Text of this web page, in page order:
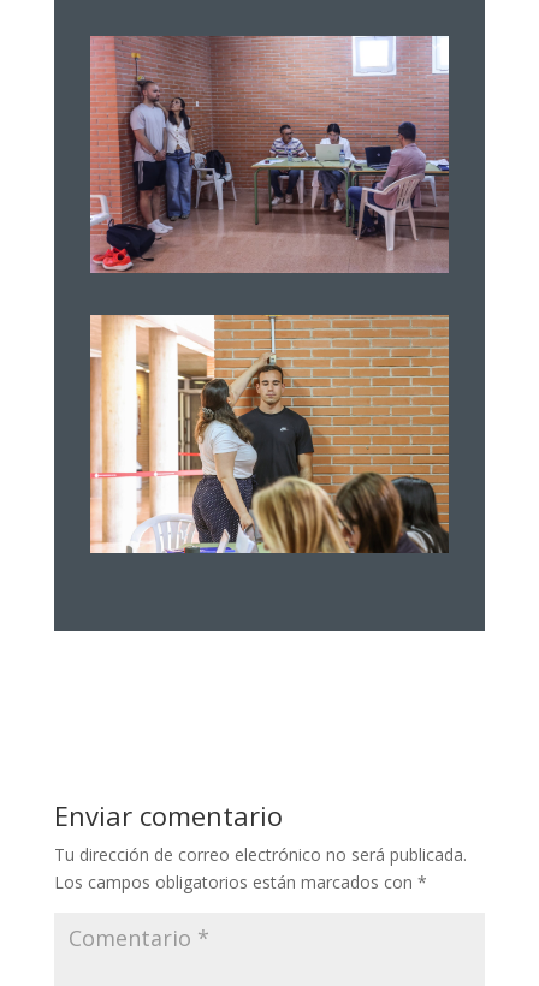
Enviar comentario
Tu dirección de correo electrónico no será publicada.
Los campos obligatorios están marcados con *